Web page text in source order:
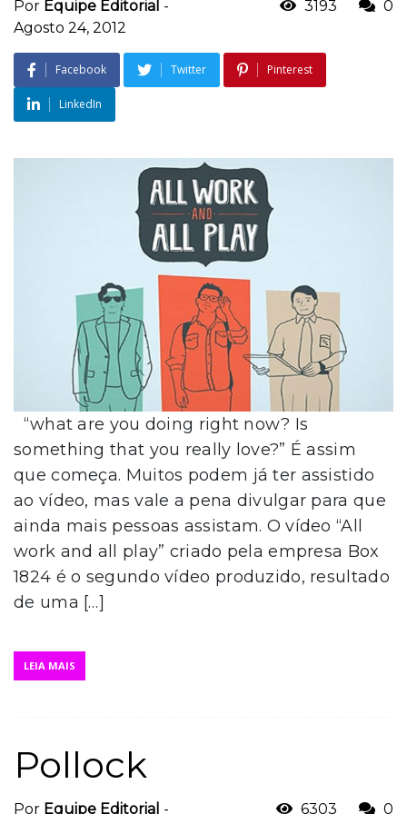
Por Equipe Editorial -
Agosto 24, 2012
3193 0
Facebook Twitter Pinterest
LinkedIn
“what are you doing right now? Is
something that you really love?” É assim
que começa. Muitos podem já ter assistido
ao vídeo, mas vale a pena divulgar para que
ainda mais pessoas assistam. O vídeo “All
work and all play” criado pela empresa Box
1824 é o segundo vídeo produzido, resultado
de uma […]
LEIA MAIS
Pollock
Por Equipe Editorial - 6303 0